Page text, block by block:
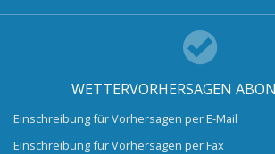
WETTERVORHERSAGEN
Einschreibung für Vorhersagen per E-Mail
Einschreibung für Vorhersagen per Fax